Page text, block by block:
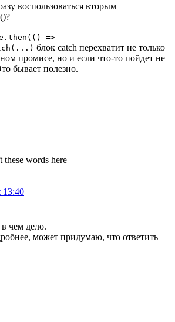
воспользоваться вторым
=>
блок catch перехватит не только
промисе, но и если что-то пойдет не
бывает полезно.
words here
13:40
чем дело.
может придумаю, что ответить